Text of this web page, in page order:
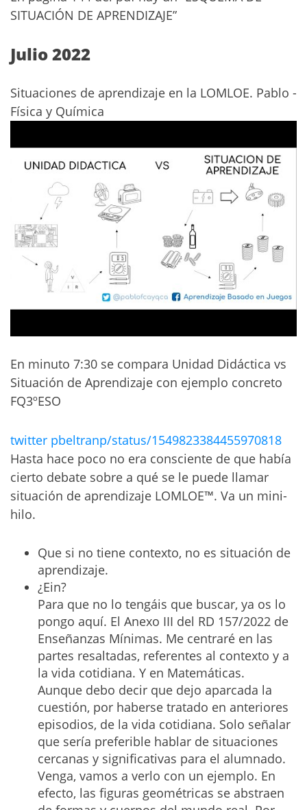
SITUACIÓN DE APRENDIZAJE”
Julio 2022
Situaciones de aprendizaje en la LOMLOE. Pablo -
Física y Química
En minuto 7:30 se compara Unidad Didáctica vs
Situación de Aprendizaje con ejemplo concreto
FQ3ºESO
twitter pbeltranp/status/1549823384455970818
Hasta hace poco no era consciente de que había
cierto debate sobre a qué se le puede llamar
situación de aprendizaje LOMLOE™️. Va un mini-
hilo.
Que si no tiene contexto, no es situación de
aprendizaje.
¿Ein?
Para que no lo tengáis que buscar, ya os lo
pongo aquí. El Anexo III del RD 157/2022 de
Enseñanzas Mínimas. Me centraré en las
partes resaltadas, referentes al contexto y a
la vida cotidiana. Y en Matemáticas.
Aunque debo decir que dejo aparcada la
cuestión, por haberse tratado en anteriores
episodios, de la vida cotidiana. Solo señalar
que sería preferible hablar de situaciones
cercanas y significativas para el alumnado.
Venga, vamos a verlo con un ejemplo. En
efecto, las figuras geométricas se abstraen